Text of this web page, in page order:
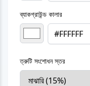
ব্যাকগ্রাউন্ড কালার
ত্রুটি সংশোধন স্তর